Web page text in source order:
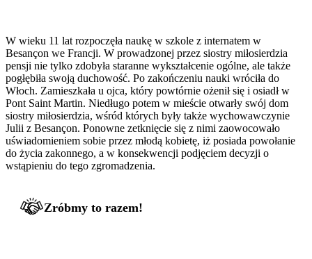
W wieku 11 lat rozpoczęła naukę w szkole z internatem w
Besançon we Francji. W prowadzonej przez siostry miłosierdzia
pensji nie tylko zdobyła staranne wykształcenie ogólne, ale także
pogłębiła swoją duchowość. Po zakończeniu nauki wróciła do
Włoch. Zamieszkała u ojca, który powtórnie ożenił się i osiadł w
Pont Saint Martin. Niedługo potem w mieście otwarły swój dom
siostry miłosierdzia, wśród których były także wychowawczynie
Julii z Besançon. Ponowne zetknięcie się z nimi zaowocowało
uświadomieniem sobie przez młodą kobietę, iż posiada powołanie
do życia zakonnego, a w konsekwencji podjęciem decyzji o
wstąpieniu do tego zgromadzenia.
Zróbmy to razem!